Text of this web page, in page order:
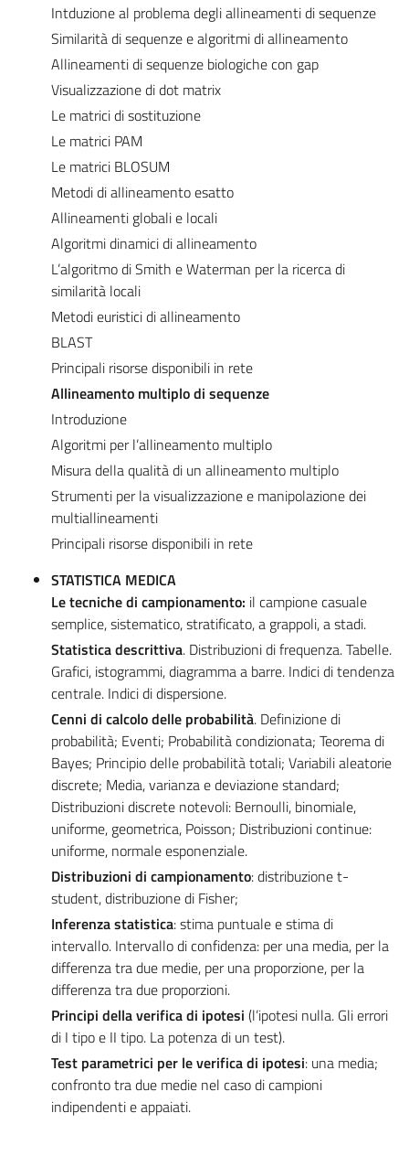
Intduzione al problema degli allineamenti di sequenze
Similarità di sequenze e algoritmi di allineamento
Allineamenti di sequenze biologiche con gap
Visualizzazione di dot matrix
Le matrici di sostituzione
Le matrici PAM
Le matrici BLOSUM
Metodi di allineamento esatto
Allineamenti globali e locali
Algoritmi dinamici di allineamento
L’algoritmo di Smith e Waterman per la ricerca di
similarità locali
Metodi euristici di allineamento
BLAST
Principali risorse disponibili in rete
Allineamento multiplo di sequenze
Introduzione
Algoritmi per l’allineamento multiplo
Misura della qualità di un allineamento multiplo
Strumenti per la visualizzazione e manipolazione dei
multiallineamenti
Principali risorse disponibili in rete
STATISTICA MEDICA
Le tecniche di campionamento: il campione casuale
semplice, sistematico, stratificato, a grappoli, a stadi.
Statistica descrittiva. Distribuzioni di frequenza. Tabelle.
Grafici, istogrammi, diagramma a barre. Indici di tendenza
centrale. Indici di dispersione.
Cenni di calcolo delle probabilità. Definizione di
probabilità; Eventi; Probabilità condizionata; Teorema di
Bayes; Principio delle probabilità totali; Variabili aleatorie
discrete; Media, varianza e deviazione standard;
Distribuzioni discrete notevoli: Bernoulli, binomiale,
uniforme, geometrica, Poisson; Distribuzioni continue:
uniforme, normale esponenziale.
Distribuzioni di campionamento: distribuzione t-
student, distribuzione di Fisher;
Inferenza statistica: stima puntuale e stima di
intervallo. Intervallo di confidenza: per una media, per la
differenza tra due medie, per una proporzione, per la
differenza tra due proporzioni.
Principi della verifica di ipotesi (l’ipotesi nulla. Gli errori
di I tipo e II tipo. La potenza di un test).
Test parametrici per le verifica di ipotesi: una media;
confronto tra due medie nel caso di campioni
indipendenti e appaiati.